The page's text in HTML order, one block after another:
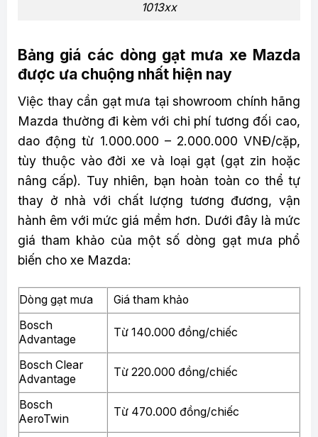
1013xx
Bảng giá các dòng gạt mưa xe Mazda
được ưa chuộng nhất hiện nay
Việc thay cần gạt mưa tại showroom chính hãng
Mazda thường đi kèm với chi phí tương đối cao,
dao động từ 1.000.000 – 2.000.000 VNĐ/cặp,
tùy thuộc vào đời xe và loại gạt (gạt zin hoặc
nâng cấp). Tuy nhiên, bạn hoàn toàn co thể tự
thay ở nhà với chất lượng tương đương, vận
hành êm với mức giá mềm hơn. Dưới đây là mức
giá tham khảo của một số dòng gạt mưa phổ
biến cho xe Mazda:
Dòng gạt mưa
Giá tham khảo
Bosch
Advantage
Từ 140.000 đồng/chiếc
Bosch Clear
Advantage
Từ 220.000 đồng/chiếc
Bosch
AeroTwin
Từ 470.000 đồng/chiếc